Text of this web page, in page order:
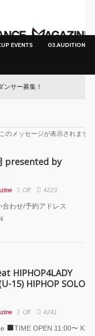
EVENTS 03.AUDITION
集！
のメッセージが表示されます
presented by
Off 4223
わせ/予約アドレス
HIPHOP4LADY
15) HIPHOP SOLO
Off 4241
TIME OPEN 11:00〜